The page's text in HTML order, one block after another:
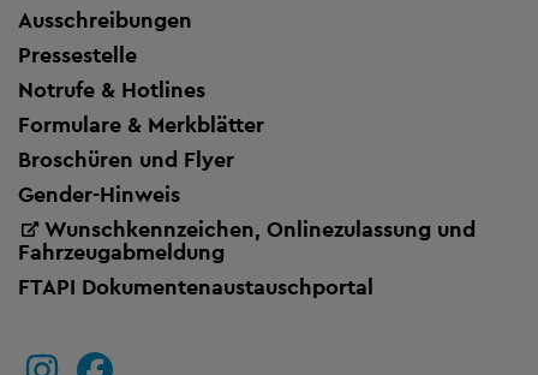
Ausschreibungen
Pressestelle
Notrufe & Hotlines
Formulare & Merkblätter
Broschüren und Flyer
Gender-Hinweis
Wunschkennzeichen, Onlinezulassung und
Fahrzeugabmeldung
FTAPI Dokumentenaustauschportal